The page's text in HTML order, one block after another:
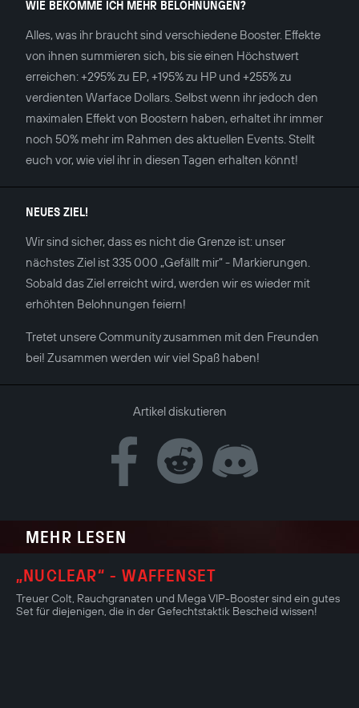
WIE BEKOMME ICH MEHR BELOHNUNGEN?
Alles, was ihr braucht sind verschiedene Booster. Effekte
von ihnen summieren sich, bis sie einen Höchstwert
erreichen: +295% zu EP, +195% zu HP und +255% zu
verdienten Warface Dollars. Selbst wenn ihr jedoch den
maximalen Effekt von Boostern haben, erhaltet ihr immer
noch 50% mehr im Rahmen des aktuellen Events. Stellt
euch vor, wie viel ihr in diesen Tagen erhalten könnt!
NEUES ZIEL!
Wir sind sicher, dass es nicht die Grenze ist: unser
nächstes Ziel ist 335 000 „Gefällt mir“ - Markierungen.
Sobald das Ziel erreicht wird, werden wir es wieder mit
erhöhten Belohnungen feiern!
Tretet unsere Community zusammen mit den Freunden
bei! Zusammen werden wir viel Spaß haben!
Artikel diskutieren
MEHR LESEN
„NUCLEAR“ - WAFFENSET
Treuer Colt, Rauchgranaten und Mega VIP-Booster sind ein gutes
Set für diejenigen, die in der Gefechtstaktik Bescheid wissen!